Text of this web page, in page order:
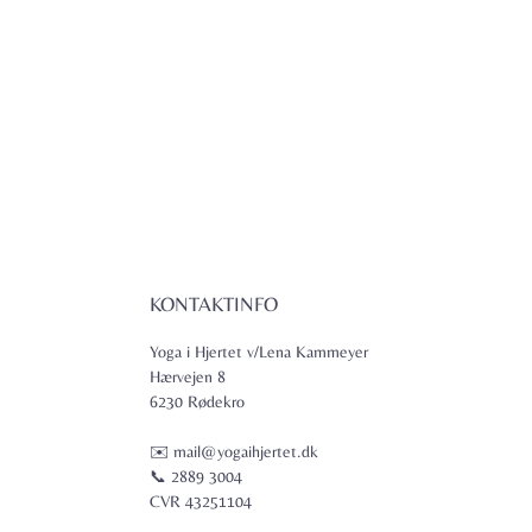
KONTAKTINFO
Yoga i Hjertet v/Lena Kammeyer
Hærvejen 8
6230 Rødekro
✉️ mail@yogaihjertet.dk
📞 2889 3004
CVR 43251104